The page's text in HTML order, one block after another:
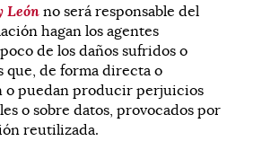
León no será responsable del
hagan los agentes
de los daños sufridos o
que, de forma directa o
o puedan producir perjuicios
o sobre datos, provocados por
reutilizada.